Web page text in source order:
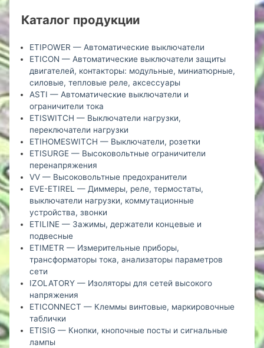
Каталог продукции
ETIPOWER — Автоматические выключатели
ETICON — Автоматические выключатели защиты
двигателей, контакторы: модульные, миниатюрные,
силовые, тепловые реле, аксессуары
ASTI — Автоматические выключатели и
ограничители тока
ETISWITCH — Выключатели нагрузки,
переключатели нагрузки
ETIHOMESWITCH — Выключатели, розетки
ETISURGE — Высоковольтные ограничители
перенапряжения
VV — Высоковольтные предохранители
EVE-ETIREL — Диммеры, реле, термостаты,
выключатели нагрузки, коммутационные
устройства, звонки
ETILINE — Зажимы, держатели концевые и
подвесные
ETIMETR — Измерительные приборы,
трансформаторы тока, анализаторы параметров
сети
IZOLATORY — Изоляторы для сетей высокого
напряжения
ETICONNECT — Клеммы винтовые, маркировочные
таблички
ETISIG — Кнопки, кнопочные посты и сигнальные
лампы